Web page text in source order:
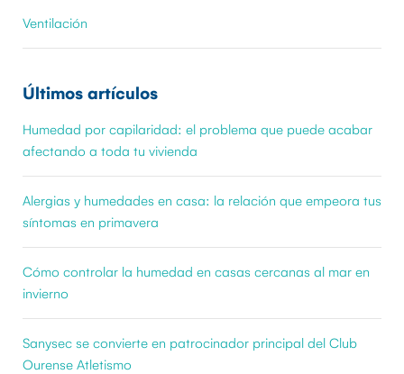
Ventilación
Últimos artículos
Humedad por capilaridad: el problema que puede acabar
afectando a toda tu vivienda
Alergias y humedades en casa: la relación que empeora tus
síntomas en primavera
Cómo controlar la humedad en casas cercanas al mar en
invierno
Sanysec se convierte en patrocinador principal del Club
Ourense Atletismo